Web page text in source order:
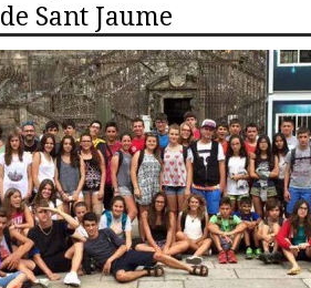
Sant Jaume